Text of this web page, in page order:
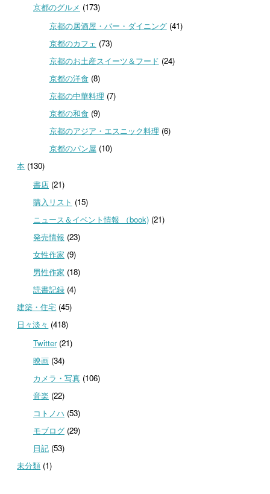
京都のグルメ (173)
京都の居酒屋・バー・ダイニング(41)
京都のカフェ (73)
京都のお土産スイーツ＆フード (24)
京都の洋食 (8)
京都の中華料理 (7)
京都の和食 (9)
京都のアジア・エスニック料理 (6)
京都のパン屋 (10)
本 (130)
書店(21)
購入リスト (15)
ニュース＆イベント情報 （book)(21)
発売情報 (23)
女性作家 (9)
男性作家 (18)
読書記録(4)
建築・住宅 (45)
日々淡々 (418)
Twitter(21)
映画(34)
カメラ・写真(106)
音楽 (22)
コトノハ (53)
モブログ(29)
日記(53)
未分類 (1)